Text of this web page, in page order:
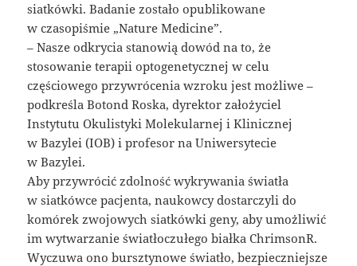
siatkówki. Badanie zostało opublikowane
w czasopiśmie „Nature Medicine”.
– Nasze odkrycia stanowią dowód na to, że
stosowanie terapii optogenetycznej w celu
częściowego przywrócenia wzroku jest możliwe –
podkreśla Botond Roska, dyrektor założyciel
Instytutu Okulistyki Molekularnej i Klinicznej
w Bazylei (IOB) i profesor na Uniwersytecie
w Bazylei.
Aby przywrócić zdolność wykrywania światła
w siatkówce pacjenta, naukowcy dostarczyli do
komórek zwojowych siatkówki geny, aby umożliwić
im wytwarzanie światłoczułego białka ChrimsonR.
Wyczuwa ono bursztynowe światło, bezpieczniejsze